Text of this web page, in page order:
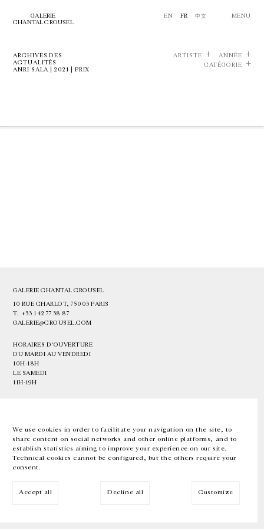
We use cookies in order to facilitate your navigation on the site, to
share content on social networks and other online platforms, and to
establish statistics aiming to improve your experience on our site.
Technical cookies cannot be configured, but the others require your
consent.
Accept all Decline all Customize
GALERIE
CHANTAL CROUSEL
EN FR 中文 MENU
ARCHIVES DES
ACTUALITÉS
ANRI SALA | 2021 | PRIX
ARTISTE
ANNÉE
CATÉGORIE
GALERIE CHANTAL CROUSEL
10 RUE CHARLOT, 75003 PARIS
T. +33 1 42 77 38 87
GALERIE@CROUSEL.COM
HORAIRES D'OUVERTURE
DU MARDI AU VENDREDI
10H-18H
LE SAMEDI
11H-19H
EN FR 中文 Facebook Instagram
Inscrivez-vous à notre newsletter